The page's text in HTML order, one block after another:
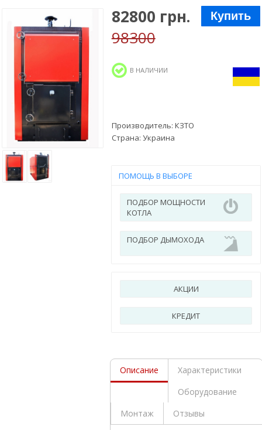
82800 грн.
98300
Купить
В НАЛИЧИИ
Производитель: КЗТО
Страна: Украина
ПОМОЩЬ В ВЫБОРЕ
ПОДБОР МОЩНОСТИ
КОТЛА
ПОДБОР ДЫМОХОДА
АКЦИИ
КРЕДИТ
Описание
Характеристики
Оборудование
Монтаж
Отзывы